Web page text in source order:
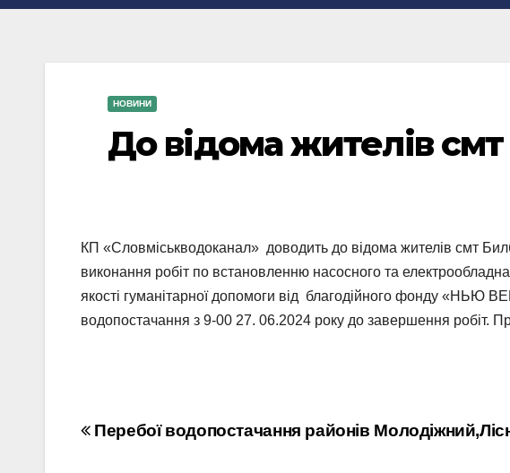
НОВИНИ
До відома жителів смт
КП «Словміськводоканал» доводить до відома жителів смт
виконання робіт по встановленню насосного та
якості гуманітарної допомоги від благодійного фонду «НЬЮ
водопостачання з 9-00 27. 06.2024 року до завершення робіт.
Навігація
Перебої водопостачання районів